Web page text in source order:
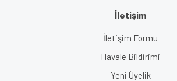
İletişim
İletişim Formu
Havale Bildirimi
Yeni Üyelik